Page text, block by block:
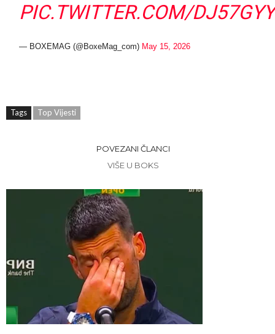
PIC.TWITTER.COM/
— BOXEMAG (@BoxeMag_com) May 15, 2026
Tags Top Vijesti
POVEZANI ČLANCI
VIŠE U BOKS